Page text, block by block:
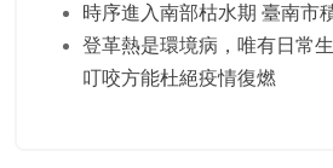
時序進入南部枯水期 臺南市
登革熱是環境病，唯有日常
叮咬方能杜絕疫情復燃